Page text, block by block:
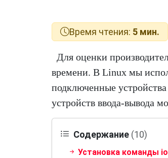
Время чтения: 5 мин.
Для оценки
времени. В Linux мы
подключенные
устройств ввода-вывода
Содержание (10)
Установка команды